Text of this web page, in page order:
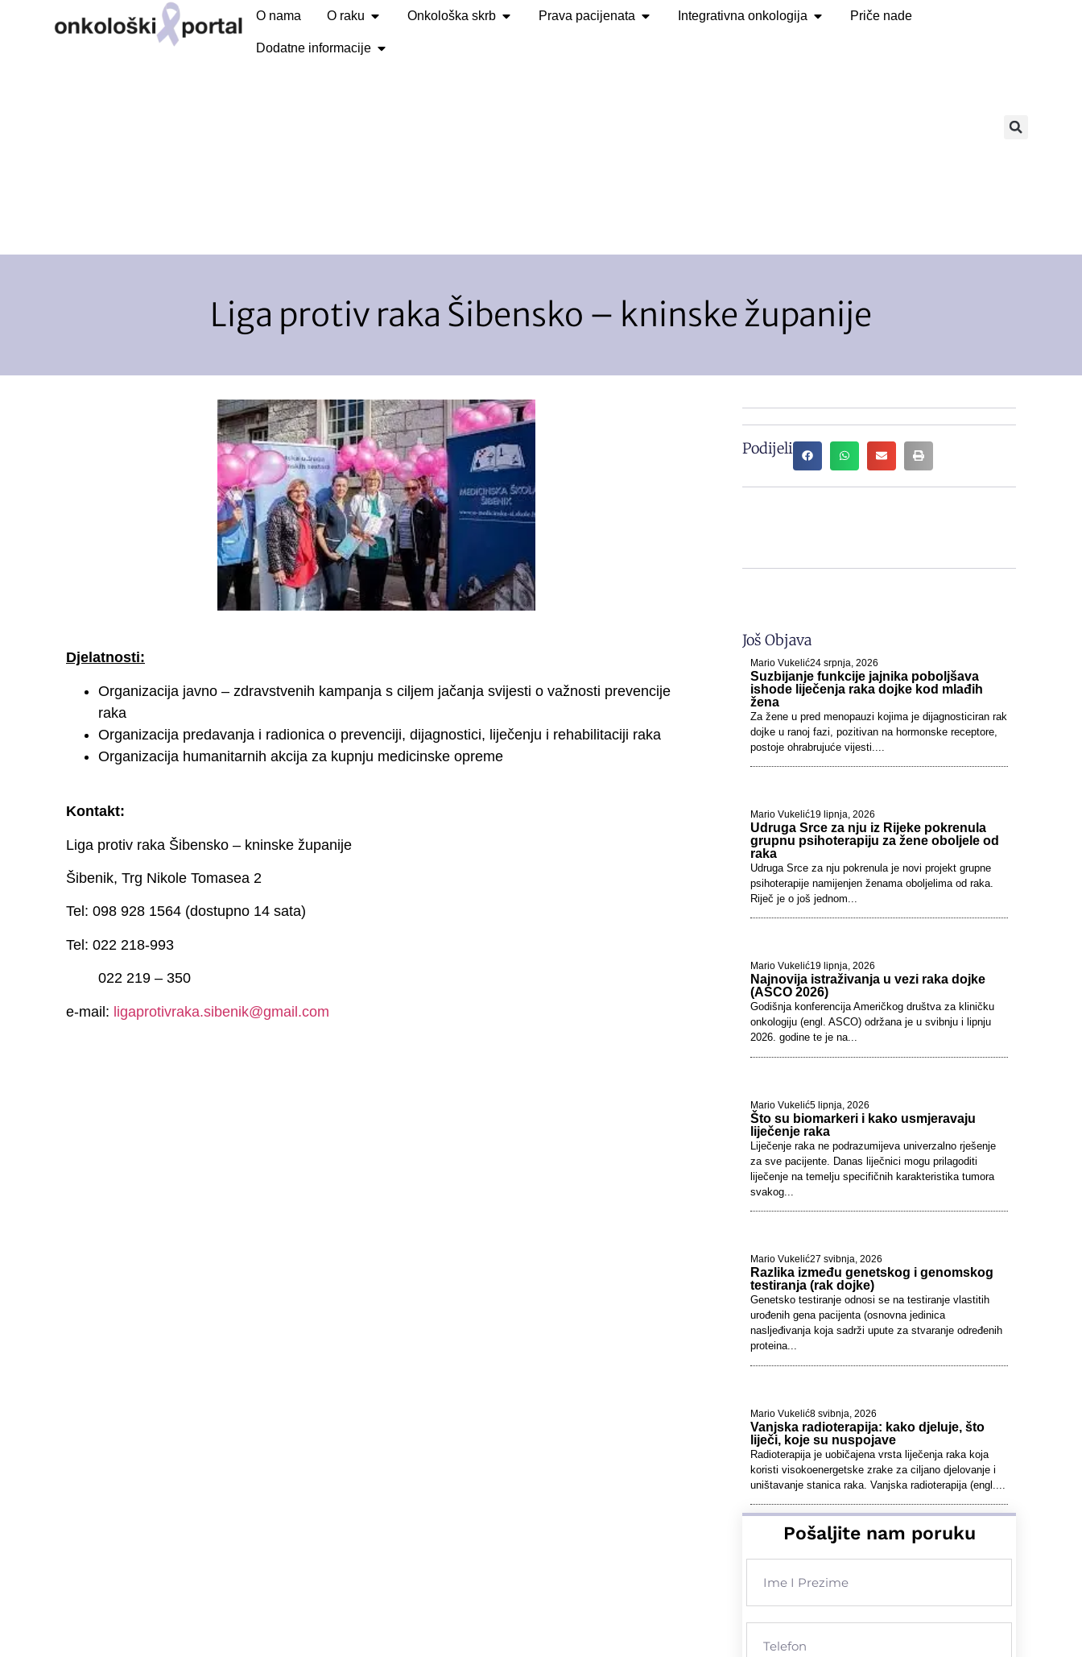
O nama O raku Onkološka skrb Prava pacijenata Integrativna onkologija Priče nade
Dodatne informacije
Liga protiv raka Šibensko – kninske županije
Djelatnosti:
Organizacija javno – zdravstvenih kampanja s ciljem jačanja svijesti o važnosti prevencije
raka
Organizacija predavanja i radionica o prevenciji, dijagnostici, liječenju i rehabilitaciji raka
Organizacija humanitarnih akcija za kupnju medicinske opreme
Kontakt:
Liga protiv raka Šibensko – kninske županije
Šibenik, Trg Nikole Tomasea 2
Tel: 098 928 1564 (dostupno 14 sata)
Tel: 022 218-993
022 219 – 350
e-mail: ligaprotivraka.sibenik@gmail.com
Podijeli
Još Objava
Mario Vukelić24 srpnja, 2026
Suzbijanje funkcije jajnika poboljšava
ishode liječenja raka dojke kod mlađih
žena
Za žene u pred menopauzi kojima je dijagnosticiran rak
dojke u ranoj fazi, pozitivan na hormonske receptore,
postoje ohrabrujuće vijesti....
Mario Vukelić19 lipnja, 2026
Udruga Srce za nju iz Rijeke pokrenula
grupnu psihoterapiju za žene oboljele od
raka
Udruga Srce za nju pokrenula je novi projekt grupne
psihoterapije namijenjen ženama oboljelima od raka.
Riječ je o još jednom...
Mario Vukelić19 lipnja, 2026
Najnovija istraživanja u vezi raka dojke
(ASCO 2026)
Godišnja konferencija Američkog društva za kliničku
onkologiju (engl. ASCO) održana je u svibnju i lipnju
2026. godine te je na...
Mario Vukelić5 lipnja, 2026
Što su biomarkeri i kako usmjeravaju
liječenje raka
Liječenje raka ne podrazumijeva univerzalno rješenje
za sve pacijente. Danas liječnici mogu prilagoditi
liječenje na temelju specifičnih karakteristika tumora
svakog...
Mario Vukelić27 svibnja, 2026
Razlika između genetskog i genomskog
testiranja (rak dojke)
Genetsko testiranje odnosi se na testiranje vlastitih
urođenih gena pacijenta (osnovna jedinica
nasljeđivanja koja sadrži upute za stvaranje određenih
proteina...
Mario Vukelić8 svibnja, 2026
Vanjska radioterapija: kako djeluje, što
liječi, koje su nuspojave
Radioterapija je uobičajena vrsta liječenja raka koja
koristi visokoenergetske zrake za ciljano djelovanje i
uništavanje stanica raka. Vanjska radioterapija (engl....
Pošaljite nam poruku